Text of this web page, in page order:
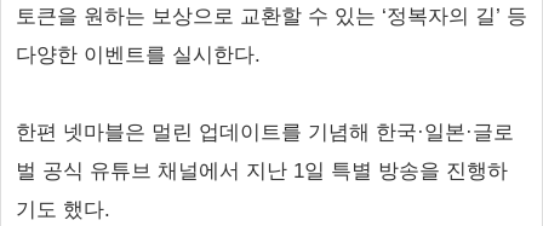
토큰을 원하는 보상으로 교환할 수 있는 ‘정복자의 길’ 등
다양한 이벤트를 실시한다.
한편 넷마블은 멀린 업데이트를 기념해 한국·일본·글로
벌 공식 유튜브 채널에서 지난 1일 특별 방송을 진행하
기도 했다.